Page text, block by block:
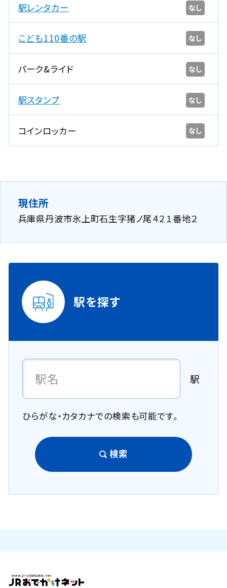
駅レンタカー なし
こども110番の駅 なし
パーク&ライド なし
駅スタンプ なし
コインロッカー なし
現住所
兵庫県丹波市氷上町石生字猪ノ尾４２１番地２
駅を探す
駅
ひらがな・カタカナでの検索も可能です。
検索